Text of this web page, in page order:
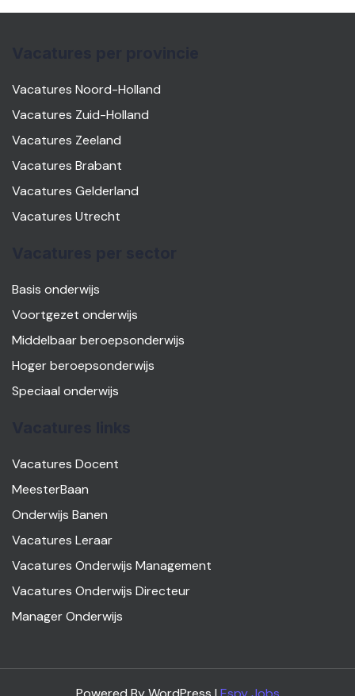
Vacatures Noord-Holland
Vacatures Zuid-Holland
Vacatures Zeeland
Vacatures Brabant
Vacatures Gelderland
Vacatures Utrecht
Basis onderwijs
Voortgezet onderwijs
Middelbaar beroepsonderwijs
Hoger beroepsonderwijs
Speciaal onderwijs
Vacatures Docent
MeesterBaan
Onderwijs Banen
Vacatures Leraar
Vacatures Onderwijs Management
Vacatures Onderwijs Directeur
Manager Onderwijs